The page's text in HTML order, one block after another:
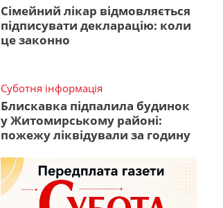
Сімейний лікар відмовляється
підписувати декларацію: коли
це законно
Суботня інформація
Блискавка підпалила будинок
у Житомирському районі:
пожежу ліквідували за годину